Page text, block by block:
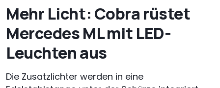
Mehr Licht: Cobra rüstet
Mercedes ML mit LED-
Leuchten aus
Die Zusatzlichter werden in eine